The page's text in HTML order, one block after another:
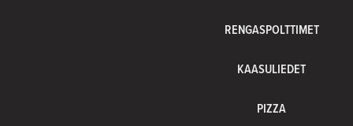
RENGASPOLTTIMET
KAASULIEDET
PIZZA